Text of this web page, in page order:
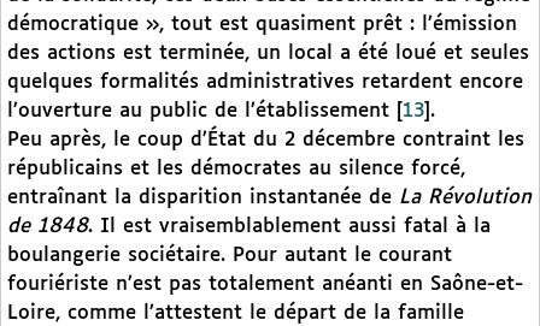
démocratique », tout est quasiment prêt : l’émission
des actions est terminée, un local a été loué et seules
quelques formalités administratives retardent encore
l’ouverture au public de l’établissement
13 .
Peu après, le coup d’État du 2 décembre contraint les
républicains et les démocrates au silence forcé,
entraînant la disparition instantanée de La Révolution
de 1848. Il est vraisemblablement aussi fatal à la
boulangerie sociétaire. Pour autant le courant
fouriériste n’est pas totalement anéanti en Saône-et-
Loire, comme l’attestent le départ de la famille